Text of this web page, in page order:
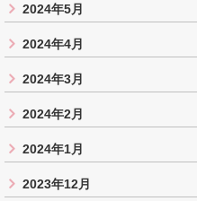
2024年5月
2024年4月
2024年3月
2024年2月
2024年1月
2023年12月